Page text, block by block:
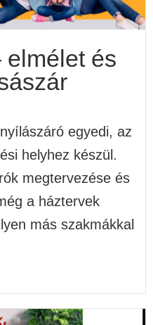
elmélet és
egyedi, az
helyhez készül.
megtervezése és
a háztervek
más szakmákkal